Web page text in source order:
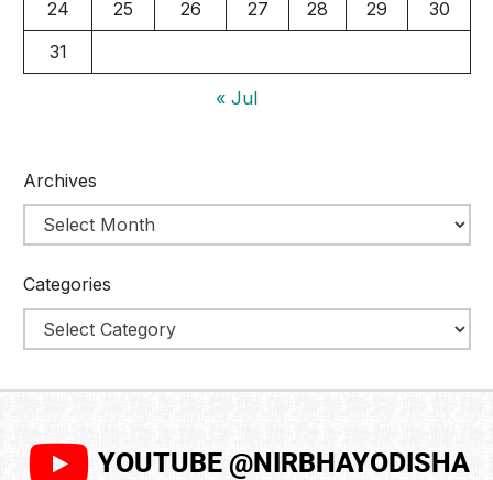
24
25 26 27 28 29
30
31
« Jul
Archives
Categories
YOUTUBE @NIRBHAYODISHA